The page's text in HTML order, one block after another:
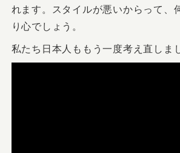
れます。スタイルが悪いからって、
り心でしょう。
私たち日本人ももう一度考え直しま